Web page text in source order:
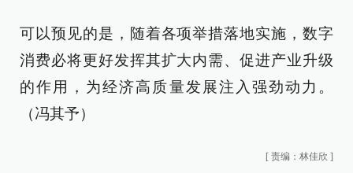
可以预见的是，随着各项举措落地实施，数字
消费必将更好发挥其扩大内需、促进产业升级
的作用，为经济高质量发展注入强劲动力。
（冯其予）
[ 责编：林佳欣 ]